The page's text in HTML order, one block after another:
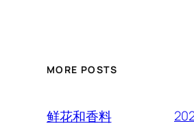
MORE POSTS
鲜花和香料